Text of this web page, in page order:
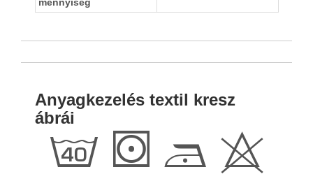
mennyiség
Anyagkezelés textil kresz
ábrái
h S D H